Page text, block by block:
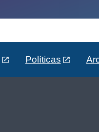
Políticas